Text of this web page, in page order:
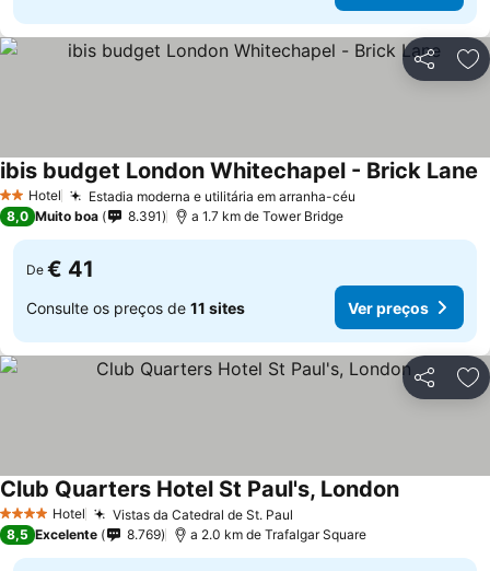
Partilhar
2 Estrelas
Hotel Estadia moderna e utilitária em arranha-céu
ibis budget London Whitechapel - Brick Lane
8,0 Muito boa 8.391 a 1.7 km de Tower Bridge
De € 41
Consulte os preços de 11 sites Ver preços
Partilhar
4 EstrelasHotel Vistas da Catedral de St. Paul
Club Quarters Hotel St Paul's, LondonVer preços
8,5 Excelente 8.769 a 2.0 km de Trafalgar Square